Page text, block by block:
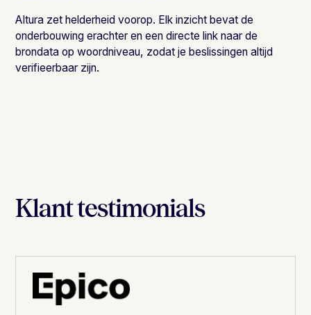
Altura zet helderheid voorop. Elk inzicht bevat de
onderbouwing erachter en een directe link naar de
brondata op woordniveau, zodat je beslissingen altijd
verifieerbaar zijn.
Klant testimonials